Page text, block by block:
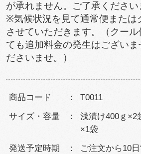
が承れません。ご了承ください
※気候状況を見て通常便または
させていただきます。（クー
ても追加料金の発生はございま
ださいませ。）
商品コード T0011
サイズ・容量
浅漬け400ｇ×2
×1袋
発送予定時期 ご注文から10